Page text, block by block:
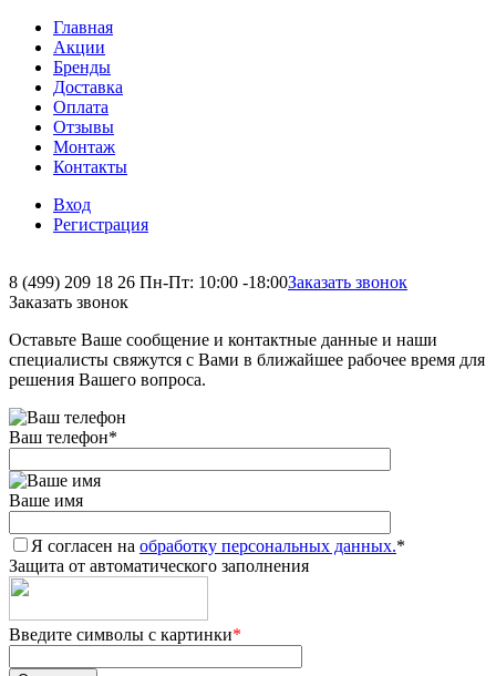
Главная
Акции
Бренды
Доставка
Оплата
Отзывы
Монтаж
Контакты
Вход
Регистрация
8 (499) 209 18 26 Пн-Пт: 10:00 -18:00Заказать звонок
Заказать звонок
Оставьте Ваше сообщение и контактные данные и наши
специалисты свяжутся с Вами в ближайшее рабочее время для
решения Вашего вопроса.
Ваш телефон*
Ваше имя
Я согласен на обработку персональных данных.*
Защита от автоматического заполнения
Введите символы с картинки*